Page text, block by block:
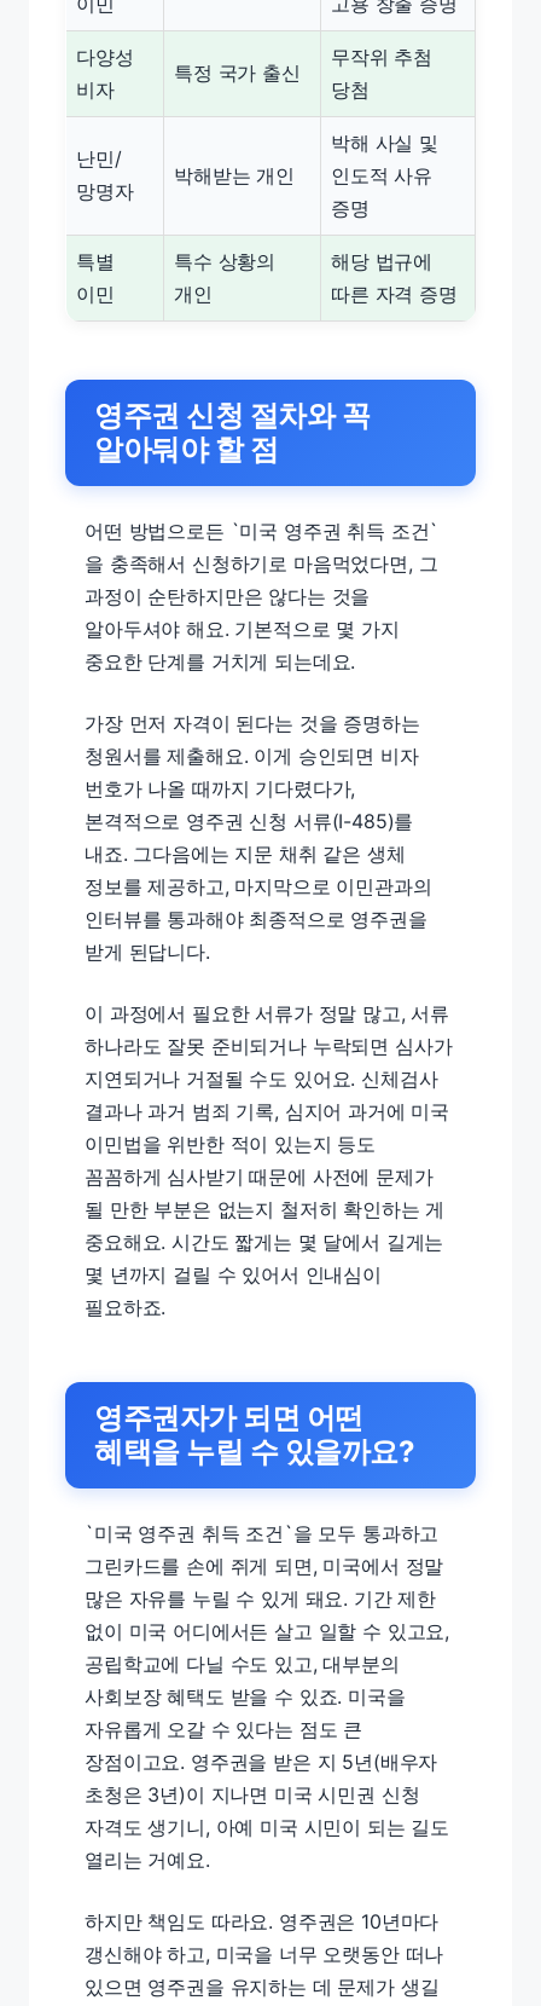
다양성
비자
특정 국가 출신
무작위 추첨
당첨
난민/
망명자
박해받는 개인
박해 사실 및
인도적 사유
증명
특별
이민
특수 상황의
개인
해당 법규에
따른 자격 증명
영주권 신청 절차와 꼭
알아둬야 할 점
어떤 방법으로든 `미국 영주권 취득 조건`
을 충족해서 신청하기로 마음먹었다면, 그
과정이 순탄하지만은 않다는 것을
알아두셔야 해요. 기본적으로 몇 가지
중요한 단계를 거치게 되는데요.
가장 먼저 자격이 된다는 것을 증명하는
청원서를 제출해요. 이게 승인되면 비자
번호가 나올 때까지 기다렸다가,
본격적으로 영주권 신청 서류(I-485)를
내죠. 그다음에는 지문 채취 같은 생체
정보를 제공하고, 마지막으로 이민관과의
인터뷰를 통과해야 최종적으로 영주권을
받게 된답니다.
이 과정에서 필요한 서류가 정말 많고, 서류
하나라도 잘못 준비되거나 누락되면 심사가
지연되거나 거절될 수도 있어요. 신체검사
결과나 과거 범죄 기록, 심지어 과거에 미국
이민법을 위반한 적이 있는지 등도
꼼꼼하게 심사받기 때문에 사전에 문제가
될 만한 부분은 없는지 철저히 확인하는 게
중요해요. 시간도 짧게는 몇 달에서 길게는
몇 년까지 걸릴 수 있어서 인내심이
필요하죠.
영주권자가 되면 어떤
혜택을 누릴 수 있을까요?
`미국 영주권 취득 조건`을 모두 통과하고
그린카드를 손에 쥐게 되면, 미국에서 정말
많은 자유를 누릴 수 있게 돼요. 기간 제한
없이 미국 어디에서든 살고 일할 수 있고요,
공립학교에 다닐 수도 있고, 대부분의
사회보장 혜택도 받을 수 있죠. 미국을
자유롭게 오갈 수 있다는 점도 큰
장점이고요. 영주권을 받은 지 5년(배우자
초청은 3년)이 지나면 미국 시민권 신청
자격도 생기니, 아예 미국 시민이 되는 길도
열리는 거예요.
하지만 책임도 따라요. 영주권은 10년마다
갱신해야 하고, 미국을 너무 오랫동안 떠나
있으면 영주권을 유지하는 데 문제가 생길